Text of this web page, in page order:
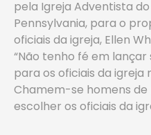
pela Igreja Adventista
Pennsylvania, para o
oficiais da igreja, Ellen
“Não tenho fé em
para os oficiais da igreja
Chamem-se homens
escolher os oficiais da